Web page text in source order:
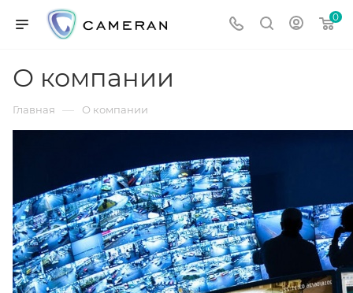
0
О компании
Главная — О компании